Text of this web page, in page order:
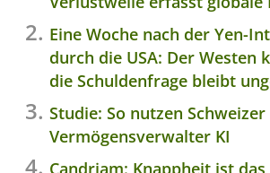
Eine Woche nach der Yen-
durch die USA: Der Westen
die Schuldenfrage bleibt
Studie: So nutzen Schweizer
Vermögensverwalter KI
Candriam: Knappheit ist